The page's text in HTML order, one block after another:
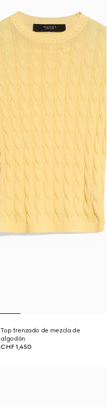
Top trenzado de mezcla de
algodón
CHF 1,450